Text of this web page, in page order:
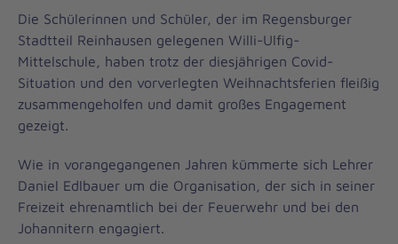
Die Schülerinnen und Schüler, der im Regensburger
Stadtteil Reinhausen gelegenen Willi-Ulfig-
Mittelschule, haben trotz der diesjährigen Covid-
Situation und den vorverlegten Weihnachtsferien fleißig
zusammengeholfen und damit großes Engagement
gezeigt.
Wie in vorangegangenen Jahren kümmerte sich Lehrer
Daniel Edlbauer um die Organisation, der sich in seiner
Freizeit ehrenamtlich bei der Feuerwehr und bei den
Johannitern engagiert.